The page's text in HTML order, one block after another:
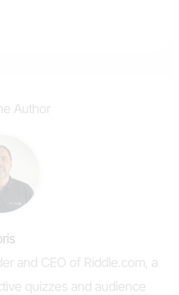
Author
and CEO of Riddle.com, a
quizzes and audience